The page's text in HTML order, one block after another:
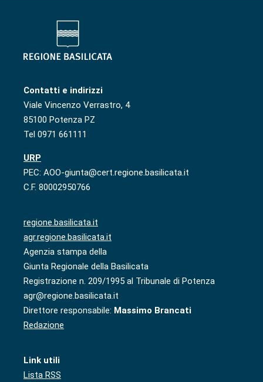
Contatti e indirizzi
Viale Vincenzo Verrastro, 4
85100 Potenza PZ
Tel 0971 661111
URP
PEC: AOO-giunta@cert.regione.basilicata.it
C.F. 80002950766
regione.basilicata.it
agr.regione.basilicata.it
Agenzia stampa della
Giunta Regionale della Basilicata
Registrazione n. 209/1995 al Tribunale di Potenza
agr@regione.basilicata.it
Direttore responsabile: Massimo Brancati
Redazione
Link utili
Lista RSS